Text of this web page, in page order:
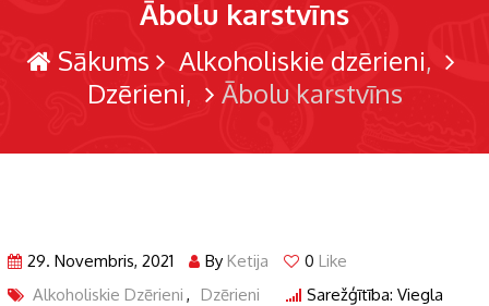
Ābolu karstvīns
Sākums
Alkoholiskie dzērieni
Dzērieni
Ābolu karstvīns
29. Novembris, 2021 By Ketija 0 Like
Alkoholiskie Dzērieni , Dzērieni Sarežģītība: Viegla